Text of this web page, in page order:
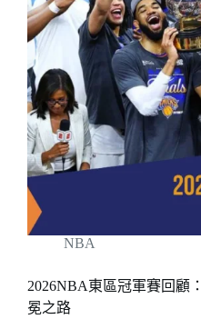
NBA
2026NBA東區冠軍賽回顧
冕之路